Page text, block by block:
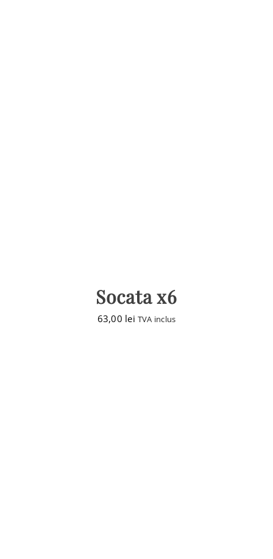
Socata x6
63,00 lei TVA inclus